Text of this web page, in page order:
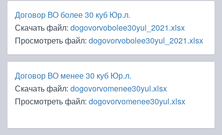
Договор ВО более 30 куб Юр.л.
Скачать файл: dogovorvobolee30yul_2021.xlsx
Просмотреть файл: dogovorvobolee30yul_2021.xlsx
Договор ВО менее 30 куб Юр.л.
Скачать файл: dogovorvomenee30yul.xlsx
Просмотреть файл: dogovorvomenee30yul.xlsx